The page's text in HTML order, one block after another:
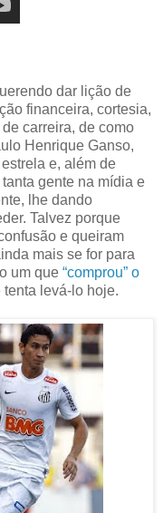
dar lição de
financeira, cortesia,
carreira, de como
Henrique Ganso,
e, além de
gente na mídia e
lhe dando
Talvez porque
e queiram
mais se for para
um que “comprou” o
levá-lo hoje.